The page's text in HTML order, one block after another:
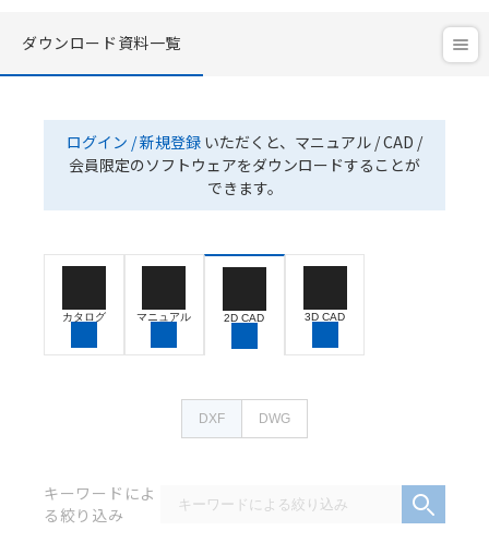
ダウンロード資料一覧
ログイン / 新規登録 いただくと、マニュアル / CAD /
会員限定のソフトウェアをダウンロードすることが
できます。
カタログ マニュアル 2D CAD 3D CAD
DXF DWG
キーワードによ
る絞り込み